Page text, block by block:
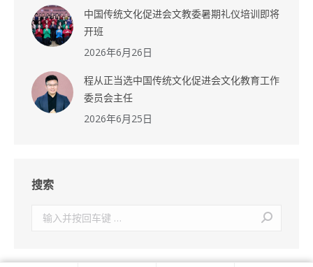
中国传统文化促进会文教委暑期礼仪培训即将
开班
2026年6月26日
程从正当选中国传统文化促进会文化教育工作
委员会主任
2026年6月25日
搜索